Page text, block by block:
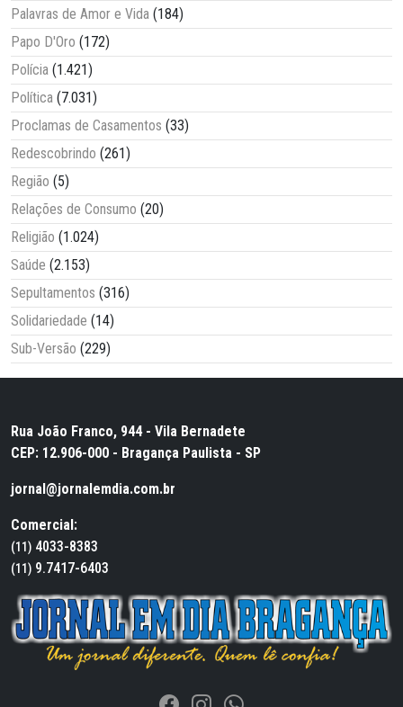
Palavras de Amor e Vida (184)
Papo D'Oro (172)
Polícia (1.421)
Política (7.031)
Proclamas de Casamentos (33)
Redescobrindo (261)
Região (5)
Relações de Consumo (20)
Religião (1.024)
Saúde (2.153)
Sepultamentos (316)
Solidariedade (14)
Sub-Versão (229)
Rua João Franco, 944 - Vila Bernadete
CEP: 12.906-000 - Bragança Paulista - SP
jornal@jornalemdia.com.br
Comercial:
(11) 4033-8383
(11) 9.7417-6403